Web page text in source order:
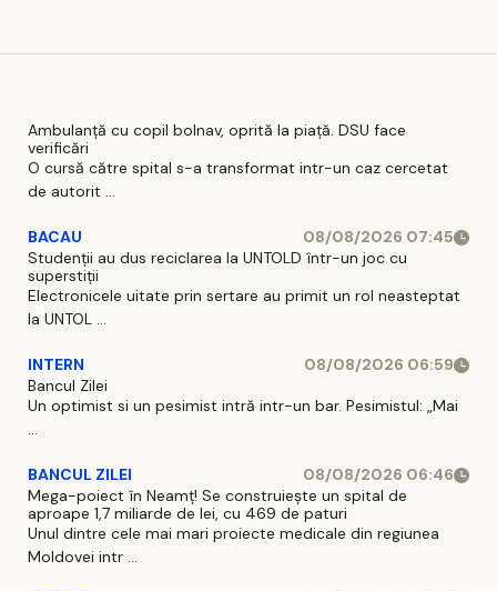
Ambulanță cu copil bolnav, oprită la piață. DSU face
verificări
O cursă către spital s-a transformat intr-un caz cercetat
de autorit ...
BACAU
08/08/2026 07:45
Studenții au dus reciclarea la UNTOLD într-un joc cu
superstiții
Electronicele uitate prin sertare au primit un rol neasteptat
la UNTOL ...
INTERN
08/08/2026 06:59
Bancul Zilei
Un optimist si un pesimist intră intr-un bar. Pesimistul: „Mai
...
BANCUL ZILEI
08/08/2026 06:46
Mega-poiect în Neamț! Se construiește un spital de
aproape 1,7 miliarde de lei, cu 469 de paturi
Unul dintre cele mai mari proiecte medicale din regiunea
Moldovei intr ...